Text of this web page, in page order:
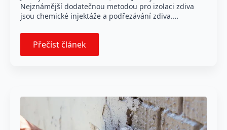
Nejznámější dodatečnou metodou pro izolaci zdiva
jsou chemické injektáže a podřezávání zdiva.…
Přečíst článek